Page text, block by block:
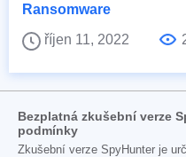
Ransomware
říjen 11, 2022
Bezplatná zkušební verze
podmínky
Zkušební verze SpyHunter je